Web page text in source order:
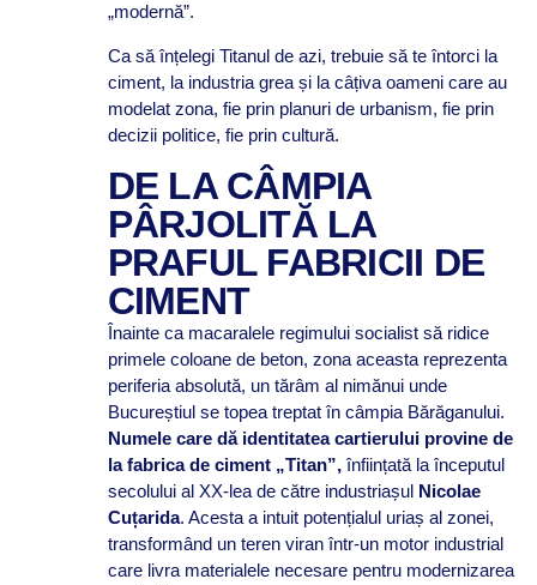
„modernă”.
Ca să înțelegi Titanul de azi, trebuie să te întorci la
ciment, la industria grea și la câțiva oameni care au
modelat zona, fie prin planuri de urbanism, fie prin
decizii politice, fie prin cultură.
DE LA CÂMPIA
PÂRJOLITĂ LA
PRAFUL FABRICII DE
CIMENT
Înainte ca macaralele regimului socialist să ridice
primele coloane de beton, zona aceasta reprezenta
periferia absolută, un tărâm al nimănui unde
Bucureștiul se topea treptat în câmpia Bărăganului.
Numele care dă identitatea cartierului provine de
la fabrica de ciment „Titan”,înființată la începutul
secolului al XX-lea de către industriașul Nicolae
Cuțarida. Acesta a intuit potențialul uriaș al zonei,
transformând un teren viran într-un motor industrial
care livra materialele necesare pentru modernizarea